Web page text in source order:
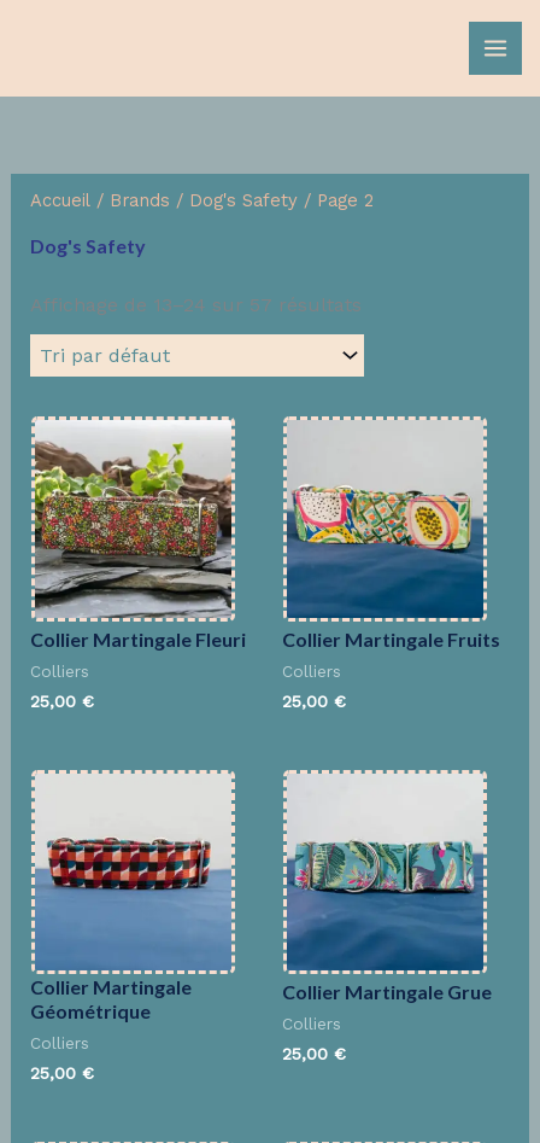
Accueil/ Brands / Dog's Safety/ Page 2
Dog's Safety
Affichage de 13–24 sur 57 résultats
Collier Martingale Fleuri
Colliers
25,00 €
Collier Martingale Fruits
Colliers
25,00 €
Collier Martingale
Géométrique
Colliers
25,00 €
Collier Martingale Grue
Colliers
25,00 €